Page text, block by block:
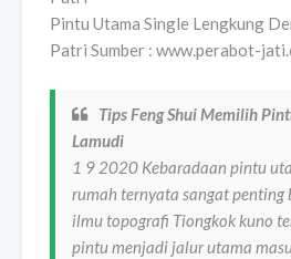
Pintu Utama Single Lengkung
Patri Sumber : www.perabot-
Tips Feng Shui Memilih
Lamudi
1 9 2020 Kebaradaan pintu
rumah ternyata sangat penting
ilmu topografi Tiongkok kuno
pintu menjadi jalur utama